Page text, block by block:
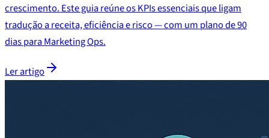
crescimento. Este guia reúne os KPIs essenciais que ligam
tradução a receita, eficiência e risco — com um plano de 90
dias para Marketing Ops.
Ler artigo